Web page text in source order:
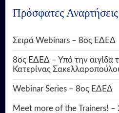
Πρόσφατες Αναρτήσεις
Σειρά Webinars – 8ος ΕΔΕΔ
8ος ΕΔΕΔ – Υπό την αιγίδα
Κατερίνας
Webinar Series – 8ος ΕΔΕΔ
Meet more of the Trainers! –